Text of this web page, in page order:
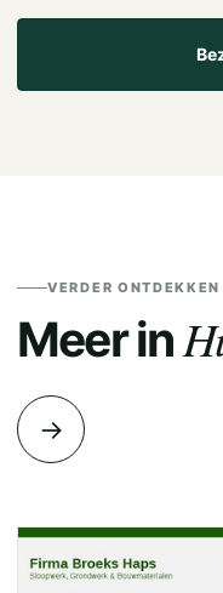
VERDER ONTDEKKEN
Meer in
→